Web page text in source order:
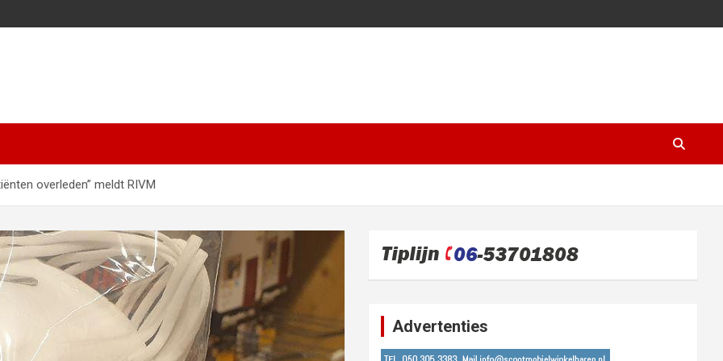
overleden” meldt RIVM
Advertenties